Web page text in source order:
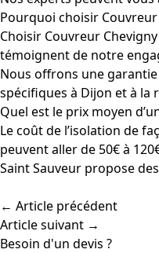
Pourquoi choisir Couvreur
Choisir Couvreur
témoignent de notre
Nous offrons une
spécifiques à Dijon et à la
Quel est le prix moyen
Le coût de l’isolation de
peuvent aller de 50€ à
Saint Sauveur propose
← Article précédent
Article suivant →
Besoin d'un devis ?